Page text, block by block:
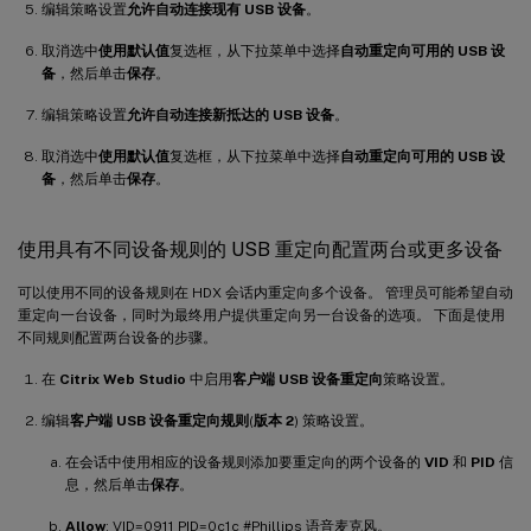
编辑策略设置允许自动连接现有 USB 设备。
取消选中使用默认值复选框，从下拉菜单中选择自动重定向可用的 USB 设
备 ，然后单击保存。
编辑策略设置允许自动连接新抵达的 USB 设备。
取消选中使用默认值复选框，从下拉菜单中选择自动重定向可用的 USB 设
备 ，然后单击保存。
使用具有不同设备规则的 USB 重定向配置两台或更多设备
可以使用不同的设备规则在 HDX 会话内重定向多个设备。 管理员可能希望自动
重定向一台设备，同时为最终用户提供重定向另一台设备的选项。 下面是使用
不同规则配置两台设备的步骤。
在 Citrix Web Studio 中启用客户端 USB 设备重定向策略设置。
编辑客户端 USB 设备重定向规则 (版本 2) 策略设置。
在会话中使用相应的设备规则添加要重定向的两个设备的 VID 和 PID 信
息，然后单击保存。
Allow: VID=0911 PID=0c1c #Phillips 语音麦克风。